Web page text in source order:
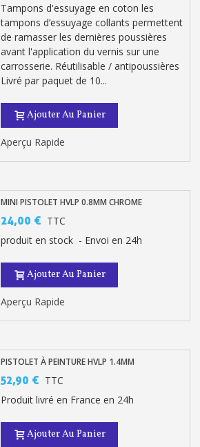
Tampons d'essuyage en coton les
tampons d’essuyage collants permettent
de ramasser les dernières poussières
avant l'application du vernis sur une
carrosserie. Réutilisable / antipoussières
Livré par paquet de 10...
Ajouter Au Panier
Aperçu Rapide
MINI PISTOLET HVLP 0.8MM CHROME
24,00 € TTC
produit en stock - Envoi en 24h
Ajouter Au Panier
Aperçu Rapide
PISTOLET À PEINTURE HVLP 1.4MM
52,90 € TTC
Produit livré en France en 24h
Ajouter Au Panier